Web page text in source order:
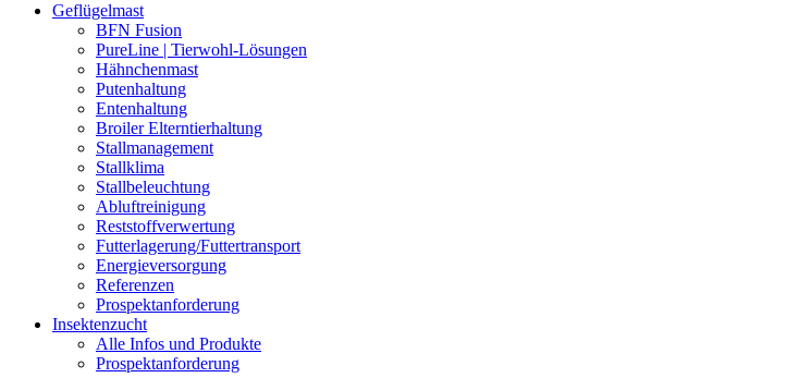
Geflügelmast
BFN Fusion
PureLine | Tierwohl-Lösungen
Hähnchenmast
Putenhaltung
Entenhaltung
Broiler Elterntierhaltung
Stallmanagement
Stallklima
Stallbeleuchtung
Abluftreinigung
Reststoffverwertung
Futterlagerung/Futtertransport
Energieversorgung
Referenzen
Prospektanforderung
Insektenzucht
Alle Infos und Produkte
Prospektanforderung